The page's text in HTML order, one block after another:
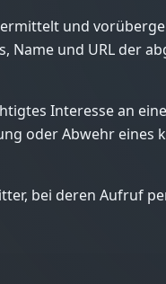
und
und URL der
Interesse an
oder Abwehr
bei deren Aufruf